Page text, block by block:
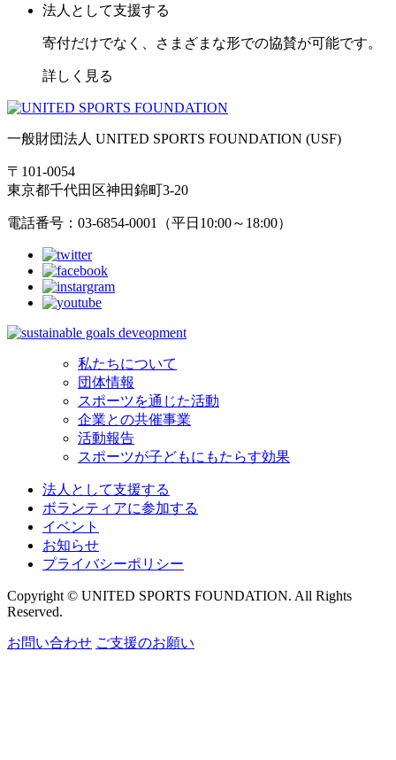
法人として支援する
寄付だけでなく、さまざまな形での協賛が可能です。
詳しく見る
一般財団法人 UNITED SPORTS FOUNDATION (USF)
〒101-0054
東京都千代田区神田錦町3-20
電話番号：03-6854-0001（平日10:00～18:00）
私たちについて
団体情報
スポーツを通じた活動
企業との共催事業
活動報告
スポーツが子どもにもたらす効果
法人として支援する
ボランティアに参加する
イベント
お知らせ
プライバシーポリシー
Copyright © UNITED SPORTS FOUNDATION. All Rights
Reserved.
お問い合わせ ご支援のお願い